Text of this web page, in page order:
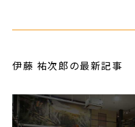
伊藤 祐次郎の最新記事